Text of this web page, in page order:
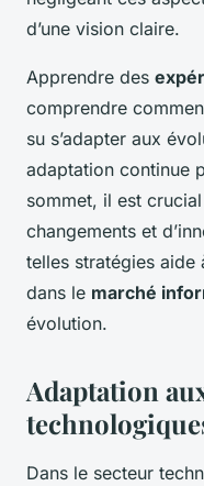
d’une vision claire.
Apprendre des
comprendre
su s’adapter aux
adaptation continue
sommet, il est
changements et
telles stratégies
dans le marché
évolution.
Adaptation
Dans le secteur